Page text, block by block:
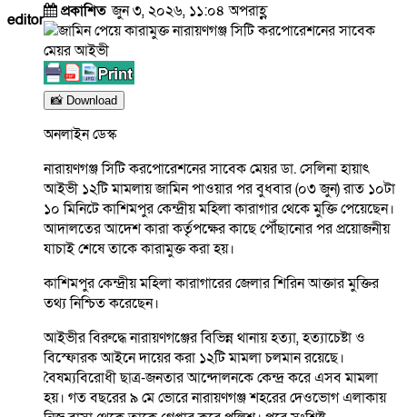
editor প্রকাশিতজুন ৩, ২০২৬, ১১:০৪ অপরাহ্ণ
📸 Download
অনলাইন ডেস্ক
নারায়ণগঞ্জ সিটি করপোরেশনের সাবেক মেয়র ডা. সেলিনা হায়াৎ
আইভী ১২টি মামলায় জামিন পাওয়ার পর বুধবার (০৩ জুন) রাত ১০টা
১০ মিনিটে কাশিমপুর কেন্দ্রীয় মহিলা কারাগার থেকে মুক্তি পেয়েছেন।
আদালতের আদেশ কারা কর্তৃপক্ষের কাছে পৌঁছানোর পর প্রয়োজনীয়
যাচাই শেষে তাকে কারামুক্ত করা হয়।
কাশিমপুর কেন্দ্রীয় মহিলা কারাগারের জেলার শিরিন আক্তার মুক্তির
তথ্য নিশ্চিত করেছেন।
আইভীর বিরুদ্ধে নারায়ণগঞ্জের বিভিন্ন থানায় হত্যা, হত্যাচেষ্টা ও
বিস্ফোরক আইনে দায়ের করা ১২টি মামলা চলমান রয়েছে।
বৈষম্যবিরোধী ছাত্র-জনতার আন্দোলনকে কেন্দ্র করে এসব মামলা
হয়। গত বছরের ৯ মে ভোরে নারায়ণগঞ্জ শহরের দেওভোগ এলাকায়